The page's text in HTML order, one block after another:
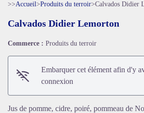
Voir
>>Accueil>Produits du terroir>Calvados Didier
Calvados Didier Lemorton
Commerce : Produits du terroir
Embarquer cet élément afin d'y
connexion
Jus de pomme, cidre, poiré, pommeau de